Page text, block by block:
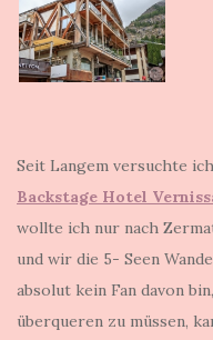
Seit Langem versuchte
Backstage Hotel
wollte ich nur nach
und wir die 5- Seen
absolut kein Fan davon
überqueren zu müssen,